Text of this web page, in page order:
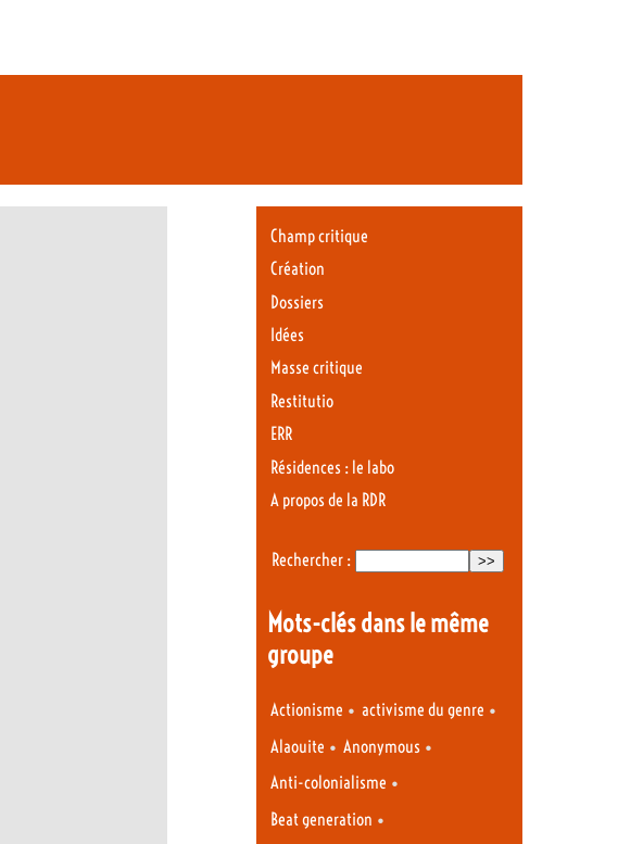
Champ critique
Création
Dossiers
Idées
Masse critique
Restitutio
ERR
Résidences : le labo
A propos de la RDR
Rechercher :
Mots-clés dans le même
groupe
Actionisme • activisme du genre •
Alaouite • Anonymous •
Anti-colonialisme •
Beat generation •